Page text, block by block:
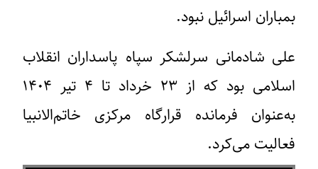
بمباران اسرائیل نبود.
علی شادمانی سرلشکر سپاه پاسداران انقلاب
اسلامی بود که از ۲۳ خرداد تا ۴ تیر ۱۴۰۴
به‌عنوان فرمانده قرارگاه مرکزی خاتم‌الانبیا
فعالیت می‌کرد.